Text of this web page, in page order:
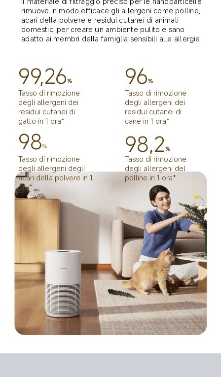
rimuove in modo efficace gli allergeni come polline,
acari della polvere e residui cutanei di animali
domestici per creare un ambiente pulito e sano
adatto ai membri della famiglia sensibili alle allergie.
99,26%
Tasso di rimozione
degli allergeni dei
residui cutanei di
gatto in 1 ora*
96%
Tasso di rimozione
degli allergeni dei
residui cutanei di
cane in 1 ora*
98%
Tasso di rimozione
degli allergeni degli
acari della polvere in 1
ora*
98,2%
Tasso di rimozione
degli allergeni del
polline in 1 ora*